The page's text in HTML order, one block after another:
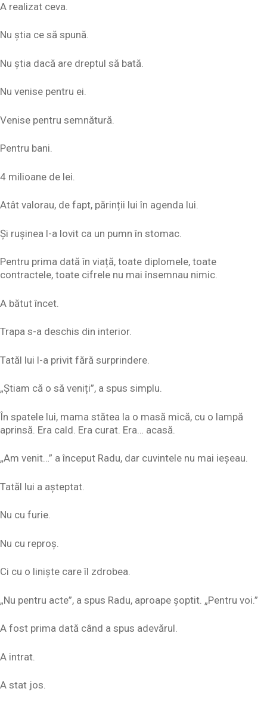
A realizat ceva.
Nu știa ce să spună.
Nu știa dacă are dreptul să bată.
Nu venise pentru ei.
Venise pentru semnătură.
Pentru bani.
4 milioane de lei.
Atât valorau, de fapt, părinții lui în agenda lui.
Și rușinea l-a lovit ca un pumn în stomac.
Pentru prima dată în viață, toate diplomele, toate
contractele, toate cifrele nu mai însemnau nimic.
A bătut încet.
Trapa s-a deschis din interior.
Tatăl lui l-a privit fără surprindere.
„Știam că o să veniți”, a spus simplu.
În spatele lui, mama stătea la o masă mică, cu o lampă
aprinsă. Era cald. Era curat. Era… acasă.
„Am venit…” a început Radu, dar cuvintele nu mai ieșeau.
Tatăl lui a așteptat.
Nu cu furie.
Nu cu reproș.
Ci cu o liniște care îl zdrobea.
„Nu pentru acte”, a spus Radu, aproape șoptit. „Pentru voi.”
A fost prima dată când a spus adevărul.
A intrat.
A stat jos.